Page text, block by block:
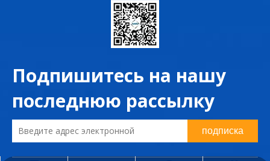
Подпишитесь на нашу
последнюю рассылку
подписка